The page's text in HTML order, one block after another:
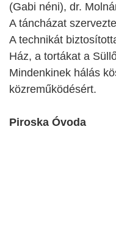
(Gabi néni), dr.
A táncházat
A technikát
Ház, a tortákat a
Mindenkinek hálás
közreműködésért.
Piroska Óvoda